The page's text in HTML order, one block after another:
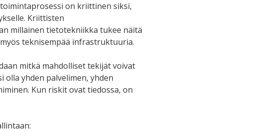
on kriittinen siksi,
Kriittisten
millainen tietotekniikka tukee näitä
teknisempää infrastruktuuria.
mitkä mahdolliset tekijät voivat
olla yhden palvelimen, yhden
Kun riskit ovat tiedossa, on